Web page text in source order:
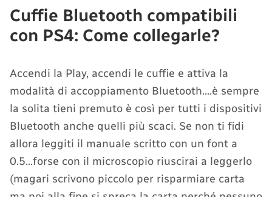
Cuffie Bluetooth compatibili
con PS4: Come collegarle?
Accendi la Play, accendi le cuffie e attiva la
modalità di accoppiamento Bluetooth….è sempre
la solita tieni premuto è così per tutti i dispositivi
Bluetooth anche quelli più scaci. Se non ti fidi
allora leggiti il manuale scritto con un font a
0.5…forse con il microscopio riuscirai a leggerlo
(magari scrivono piccolo per risparmiare carta